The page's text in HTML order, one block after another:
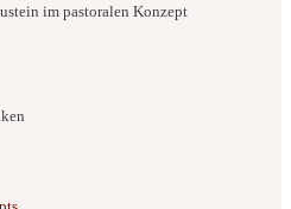
im pastoralen Konzept